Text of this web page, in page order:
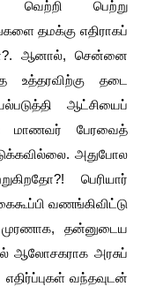
வெற்றி பெற்று
தமக்கு எதிராகப்
ஆனால், சென்னை
உத்தரவிற்கு தடை
ஆட்சியைப்
மாணவர் பேரவைத்
அதுபோல
பெரியார்
வணங்கிவிட்டு
முரணாக, தன்னுடைய
ஆலோசகராக அரசுப்
எதிர்ப்புகள் வந்தவுடன்